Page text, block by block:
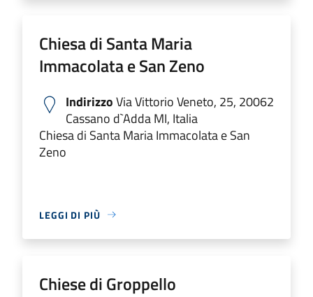
Chiesa di Santa Maria
Immacolata e San Zeno
IndirizzoVia Vittorio Veneto, 25, 20062
Cassano d`Adda MI, Italia
Chiesa di Santa Maria Immacolata e San
Zeno
LEGGI DI PIÙ
Chiese di Groppello